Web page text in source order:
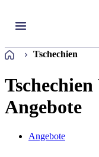
Startseite
Tschechien
Angebote
Angebote